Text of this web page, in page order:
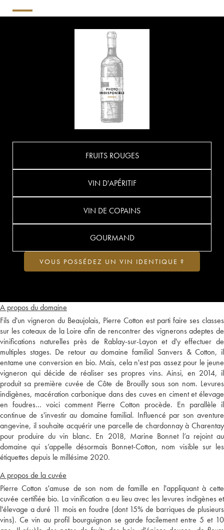
A propos du domaine
Fils d'un vigneron du Beaujolais, Pierre Cotton est parti faire ses classes
sur les coteaux de la Loire afin de rencontrer des vignerons adeptes de
vinifications naturelles près de Rablay-sur-Layon et d'y effectuer de
multiples stages. De retour au domaine familial Sanvers & Cotton, il
entame une conversion en bio. Mais, cela n'est pas assez pour le jeune
vigneron qui décide de réaliser ses propres vins. Ainsi, en 2014, il
produit sa première cuvée de Côte de Brouilly sous son nom. Levures
indigènes, macération carbonique dans des cuves en ciment et élevage
en foudres... voici comment Pierre Cotton procède. En parallèle il
continue de s'investir au domaine familial. Influencé par son aventure
angevine, il souhaite acquérir une parcelle de chardonnay à Charentay
pour produire du vin blanc. En 2018, Marine Bonnet l’a rejoint au
domaine qui s’appelle désormais Bonnet-Cotton, nom visible sur les
étiquettes depuis le millésime 2020.
A propos de la cuvée
Pierre Cotton s'amuse de son nom de famille en l'appliquant à cette
cuvée certifiée bio. La vinification a eu lieu avec les levures indigènes et
l'élevage a duré 11 mois en foudre (dont 15% de barriques de plusieurs
vins). Ce vin au profil bourguignon se garde facilement entre 5 et 10
FRUITS ROUGES
VIN D'APÉRITIF
VIN DE COPAINS
GOURMAND
VOUS POSSÉDEZ UN VIN IDENTIQUE ?